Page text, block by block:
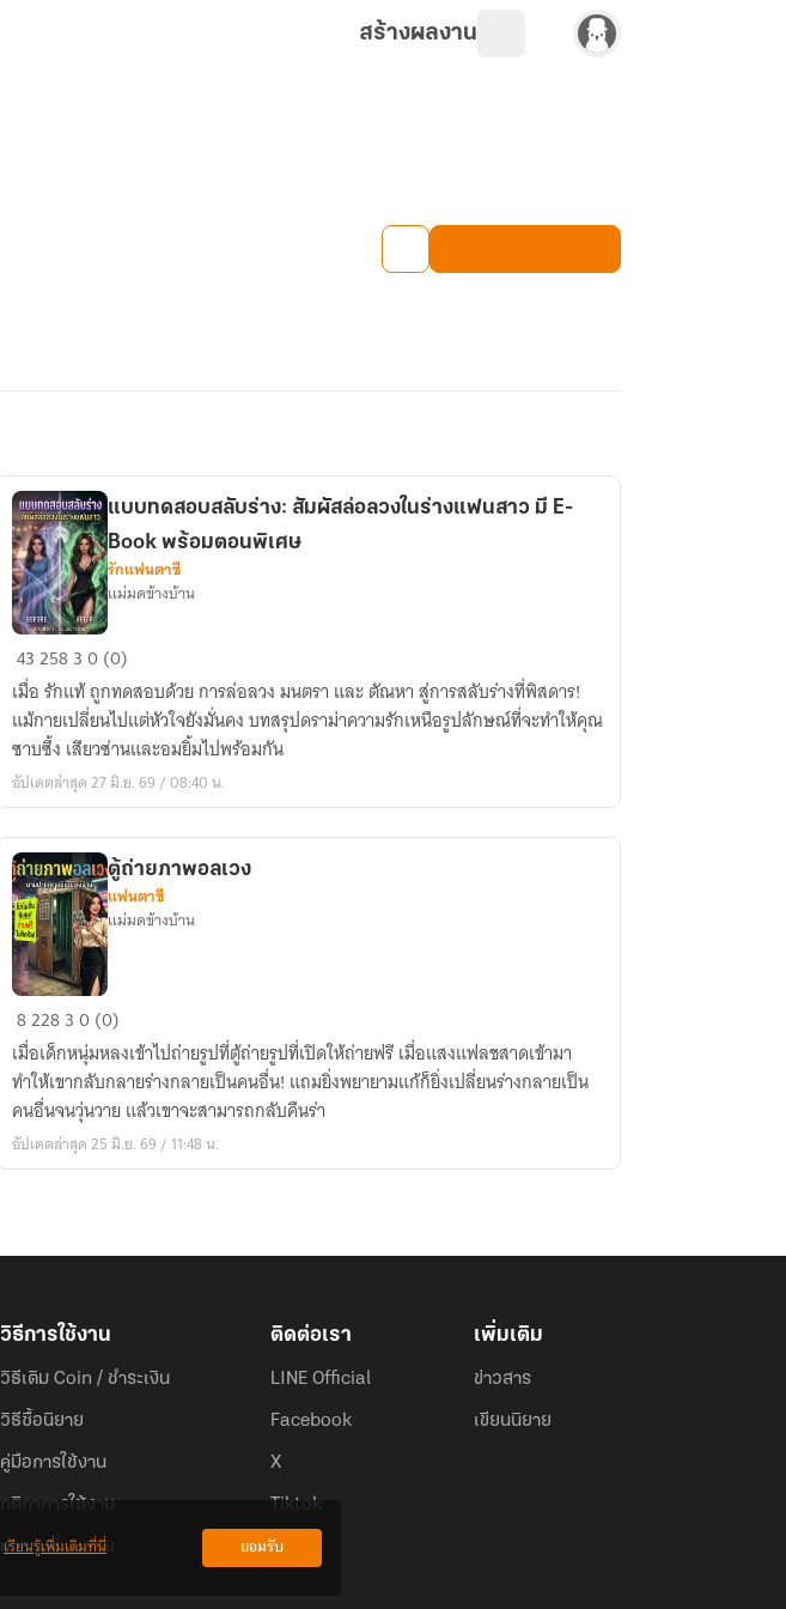
สร้างผลงาน
แบบ
ทดสอบ
สลับ
ร่าง:
สัมผัส
ล่อลวง
ร่าง
แฟน
สาว
มี
E-
Book
พร้อม
ตอน
พิเศษ
แบบทดสอบสลับร่าง: สัมผัสล่อลวงในร่างแฟนสาว มี E-
Book พร้อมตอนพิเศษ
รักแฟนตาซี
แม่มดข้างบ้าน
4325830 (0)
เมื่อ รักแท้ ถูกทดสอบด้วย การล่อลวง มนตรา และ ตัณหา สู่การสลับร่างที่พิสดาร!
แม้กายเปลี่ยนไปแต่หัวใจยังมั่นคง บทสรุปดราม่าความรักเหนือรูปลักษณ์ที่จะทำให้คุณ
ซาบซึ้ง เสียวซ่านและอมยิ้มไปพร้อมกัน
อัปเดตล่าสุด 27 มิ.ย. 69 / 08:40 น.
ตู้
ถ่าย
ภาพ
อลเวง
ตู้ถ่ายภาพอลเวง
แฟนตาซี
แม่มดข้างบ้าน
822830 (0)
เมื่อเด็กหนุ่มหลงเข้าไปถ่ายรูปที่ตู้ถ่ายรูปที่เปิดให้ถ่ายฟรี เมื่อแสงแฟลชสาดเข้ามา
ทำให้เขากลับกลายร่างกลายเป็นคนอื่น! แถมยิ่งพยายามแก้ก็ยิ่งเปลี่ยนร่างกลายเป็น
คนอื่นจนวุ่นวาย แล้วเขาจะสามารถกลับคืนร่า
อัปเดตล่าสุด 25 มิ.ย. 69 / 11:48 น.
วิธีการใช้งาน
วิธีเติม Coin / ชำระเงิน
วิธีซื้อนิยาย
คู่มือการใช้งาน
กติกาการใช้งาน
คำถามที่พบบ่อย
ติดต่อเรา
LINE Official
Facebook
X
Tiktok
เพิ่มเติม
ข่าวสาร
เขียนนิยาย
เรียนรู้เพิ่มเติมที่นี่ ยอมรับ